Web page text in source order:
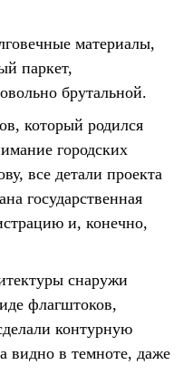
материалы,
паркет,
брутальной.
который родился
городских
все детали проекта
государственная
и, конечно,
снаружи
флагштоков,
контурную
видно в темноте, даже